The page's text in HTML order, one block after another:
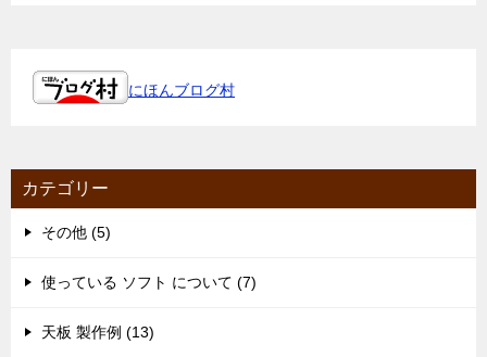
にほんブログ村
カテゴリー
その他 (5)
使っている ソフト について (7)
天板 製作例 (13)